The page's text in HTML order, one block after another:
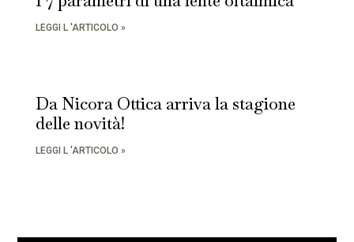
LEGGI L 'ARTICOLO »
Da Nicora Ottica arriva la stagione
delle novità!
LEGGI L 'ARTICOLO »